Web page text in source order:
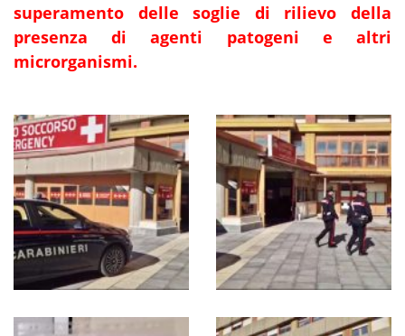
superamento delle soglie di rilievo della
presenza di agenti patogeni e altri
microrganismi.